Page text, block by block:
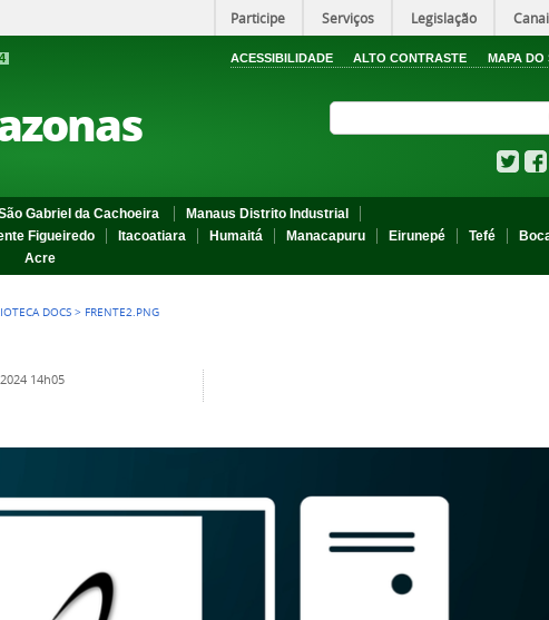
Participe Serviços Legislação
4 ACESSIBILIDADE ALTO CONTRASTE MAPA DO
Gabriel da Cachoeira
Manaus Distrito Industrial
Figueiredo Itacoatiara Humaitá Manacapuru Eirunepé Tefé
Acre
DOCS > FRENTE2.PNG
14h05